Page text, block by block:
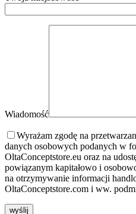
Wiadomość
Wyrażam zgodę na
danych osobowych podanych w
OltaConceptstore.eu oraz na
powiązanym kapitałowo i
na otrzymywanie informacji
OltaConceptstore.com i ww.